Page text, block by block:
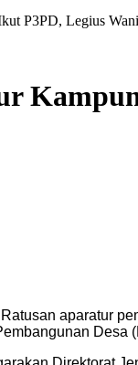
P3PD, Legius
Ratusan aparatur
Desa